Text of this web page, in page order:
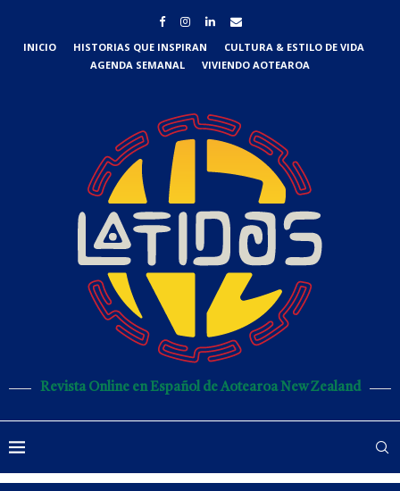
INICIO HISTORIAS QUE INSPIRAN
CULTURA & ESTILO DE VIDA
AGENDA SEMANAL
VIVIENDO AOTEAROA
Revista Online en Español de Aotearoa New Zealand